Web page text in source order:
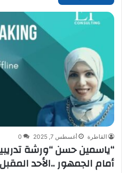
القاطرة أغسطس 7, 2025 0
“ياسمين حسن “ورشة
أمام الجمهور ..الأحد المقبل